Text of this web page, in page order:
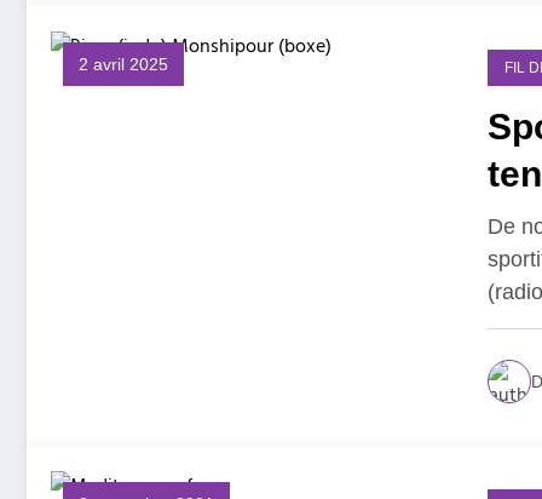
2 avril 2025 FIL
De